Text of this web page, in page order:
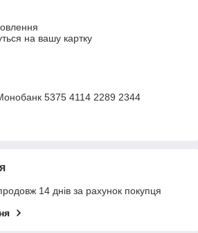
на вашу картку
5375 4114 2289 2344
14 днів за рахунок покупця